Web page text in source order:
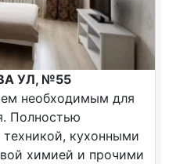
УЛ, №55
необходимым для
Полностью
кухонными
химией и прочими